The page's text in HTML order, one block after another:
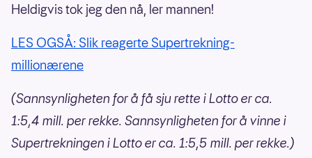
Heldigvis tok jeg den nå, ler mannen!
LES OGSÅ: Slik reagerte Supertrekning-
millionærene
(Sannsynligheten for å få sju rette i Lotto er ca.
1:5,4 mill. per rekke. Sannsynligheten for å vinne i
Supertrekningen i Lotto er ca. 1:5,5 mill. per rekke.)